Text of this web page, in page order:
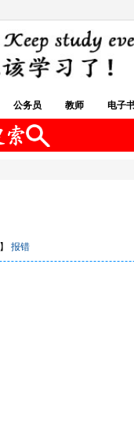
公务员 教师 电子
】 报错